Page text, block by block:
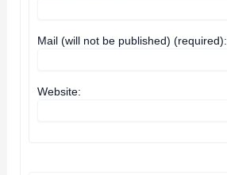
Mail (will not be published) (required):
Website: